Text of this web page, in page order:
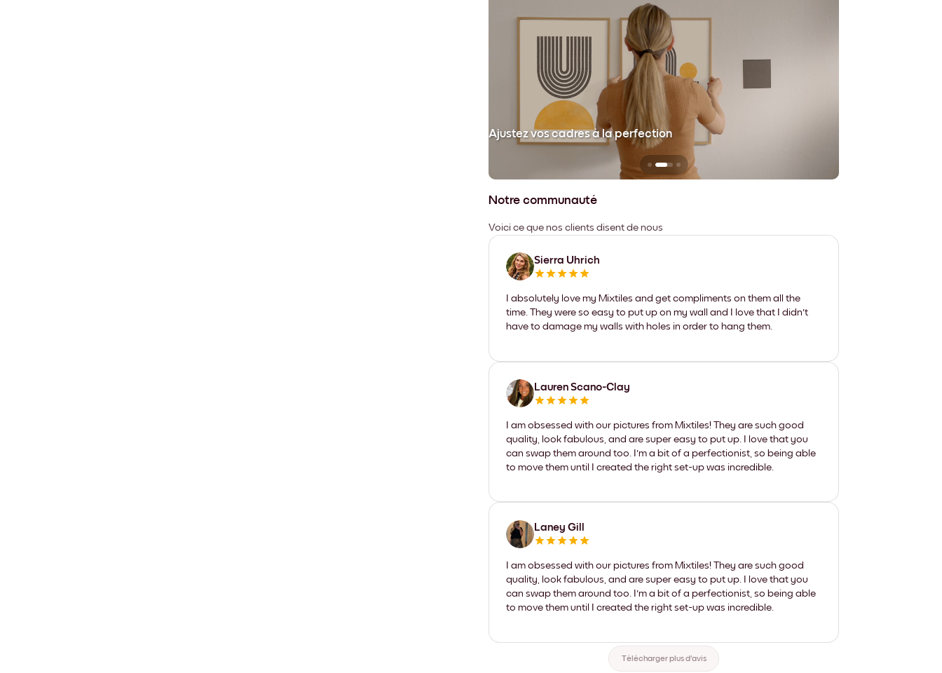
Ajustez vos cadres à la perfection
Notre communauté
Voici ce que nos clients disent de nous
Sierra Uhrich
I absolutely love my Mixtiles and get compliments on them all the
time. They were so easy to put up on my wall and I love that I didn't
have to damage my walls with holes in order to hang them.
Lauren Scano-Clay
I am obsessed with our pictures from Mixtiles! They are such good
quality, look fabulous, and are super easy to put up. I love that you
can swap them around too. I'm a bit of a perfectionist, so being able
to move them until I created the right set-up was incredible.
Laney Gill
I am obsessed with our pictures from Mixtiles! They are such good
quality, look fabulous, and are super easy to put up. I love that you
can swap them around too. I'm a bit of a perfectionist, so being able
to move them until I created the right set-up was incredible.
Télécharger plus d'avis